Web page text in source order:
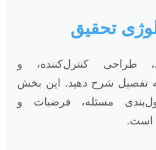
طراحی کنترل‌کننده، و
تفصیل شرح دهید. این بخش
مسئله، فرضیات و
است.